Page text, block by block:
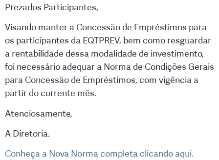
Prezados Participantes,
Visando manter a Concessão de Empréstimos para
os participantes da EQTPREV, bem como resguardar
a rentabilidade dessa modalidade de investimento,
foi necessário adequar a Norma de Condições Gerais
para Concessão de Empréstimos, com vigência a
partir do corrente mês.
Atenciosamente,
A Diretoria.
Conheça a Nova Norma completa clicando aqui.